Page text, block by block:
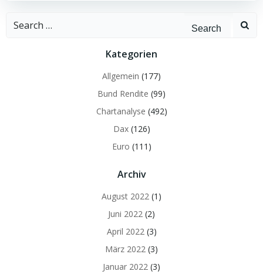
Search
Kategorien
Allgemein (177)
Bund Rendite (99)
Chartanalyse (492)
Dax(126)
Euro (111)
Archiv
August 2022 (1)
Juni 2022 (2)
April 2022 (3)
März 2022 (3)
Januar 2022 (3)